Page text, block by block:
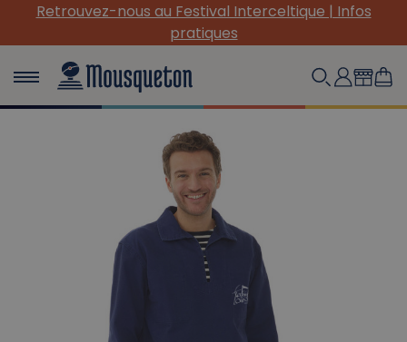
Retrouvez-nous au Festival Interceltique | Infos
pratiques